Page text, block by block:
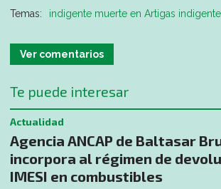
indigente muerte en Artigas
Ver comentarios
Te puede interesar
Agencia ANCAP de Baltasar
incorpora al régimen de
IMESI en combustibles
Actualidad